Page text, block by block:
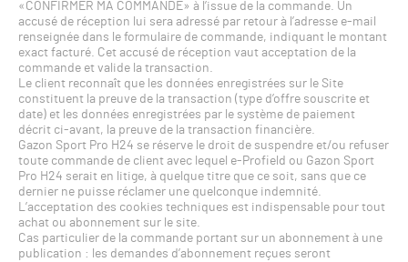
«CONFIRMER MA COMMANDE» à l’issue de la commande. Un
accusé de réception lui sera adressé par retour à l’adresse e-mail
renseignée dans le formulaire de commande, indiquant le montant
exact facturé. Cet accusé de réception vaut acceptation de la
commande et valide la transaction.
Le client reconnaît que les données enregistrées sur le Site
constituent la preuve de la transaction (type d’offre souscrite et
date) et les données enregistrées par le système de paiement
décrit ci-avant, la preuve de la transaction financière.
Gazon Sport Pro H24 se réserve le droit de suspendre et/ou refuser
toute commande de client avec lequel e-Profield ou Gazon Sport
Pro H24 serait en litige, à quelque titre que ce soit, sans que ce
dernier ne puisse réclamer une quelconque indemnité.
L’acceptation des cookies techniques est indispensable pour tout
achat ou abonnement sur le site.
Cas particulier de la commande portant sur un abonnement à une
publication : les demandes d’abonnement reçues seront